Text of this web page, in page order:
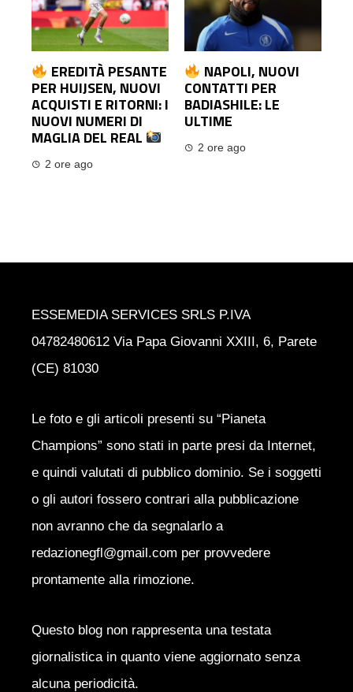
EREDITÀ PESANTE
PER HUIJSEN, NUOVI
ACQUISTI E RITORNI: I
NUOVI NUMERI DI
MAGLIA DEL REAL
2 ore ago
NAPOLI, NUOVI
CONTATTI PER
BADIASHILE: LE
ULTIME
2 ore ago
ESSEMEDIA SERVICES SRLS P.IVA
04782480612 Via Papa Giovanni XXIII, 6, Parete
(CE) 81030
Le foto e gli articoli presenti su “Pianeta
Champions” sono stati in parte presi da Internet,
e quindi valutati di pubblico dominio. Se i soggetti
o gli autori fossero contrari alla pubblicazione
non avranno che da segnalarlo a
redazionegfl@gmail.com per provvedere
prontamente alla rimozione.
Questo blog non rappresenta una testata
giornalistica in quanto viene aggiornato senza
alcuna periodicità.